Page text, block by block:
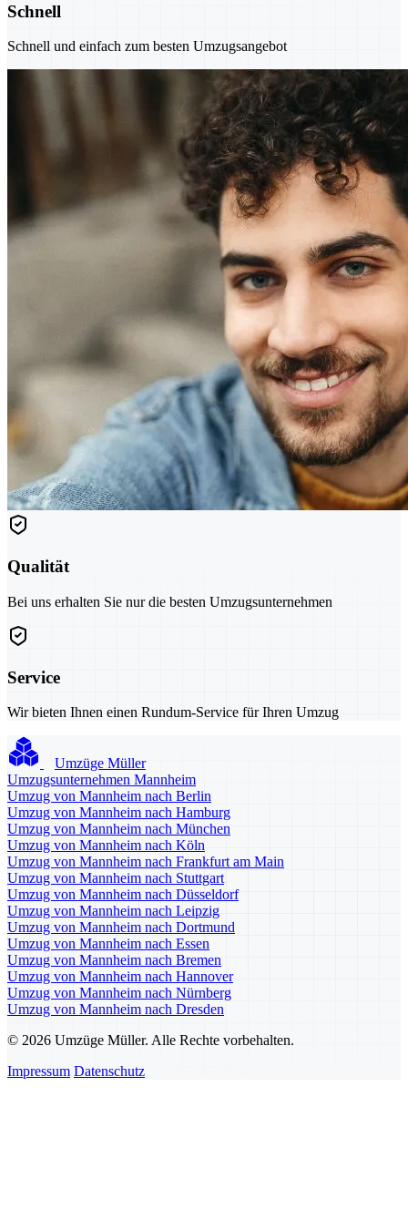
Schnell
Schnell und einfach zum besten Umzugsangebot
Qualität
Bei uns erhalten Sie nur die besten Umzugsunternehmen
Service
Wir bieten Ihnen einen Rundum-Service für Ihren Umzug
Umzüge Müller
Umzugsunternehmen Mannheim
Umzug von Mannheim nach Berlin
Umzug von Mannheim nach Hamburg
Umzug von Mannheim nach München
Umzug von Mannheim nach Köln
Umzug von Mannheim nach Frankfurt am Main
Umzug von Mannheim nach Stuttgart
Umzug von Mannheim nach Düsseldorf
Umzug von Mannheim nach Leipzig
Umzug von Mannheim nach Dortmund
Umzug von Mannheim nach Essen
Umzug von Mannheim nach Bremen
Umzug von Mannheim nach Hannover
Umzug von Mannheim nach Nürnberg
Umzug von Mannheim nach Dresden
© 2026 Umzüge Müller. Alle Rechte vorbehalten.
Impressum Datenschutz